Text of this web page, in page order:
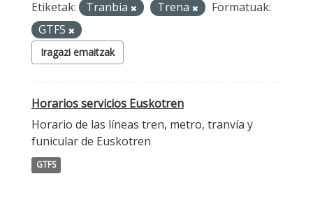
Etiketak: Tranbia Trena
Formatuak:
GTFS
Iragazi emaitzak
Horarios servicios Euskotren
Horario de las líneas tren, metro, tranvía y
funicular de Euskotren
GTFS